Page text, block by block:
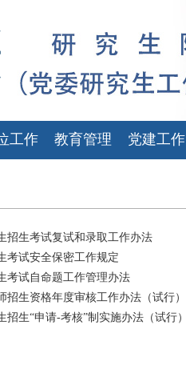
工作 教育管理 党建工作
招生考试复试和录取工作办法
考试安全保密工作规定
考试自命题工作管理办法
生资格年度审核工作办法（试行）
生“申请-考核”制实施办法（试行）